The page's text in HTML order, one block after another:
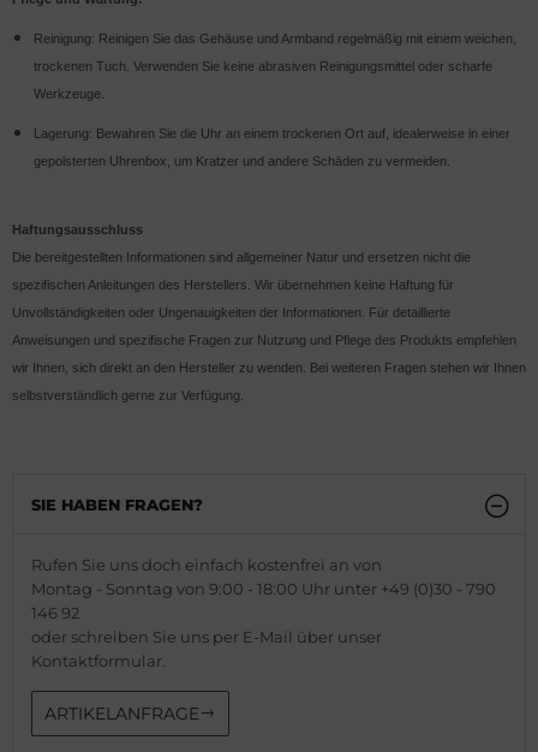
SIE HABEN FRAGEN?
Rufen Sie uns doch einfach kostenfrei an von
Montag - Sonntag von 9:00 - 18:00 Uhr unter +49 (0)30 - 790
146 92
oder schreiben Sie uns per E-Mail über unser
Kontaktformular.
ARTIKELANFRAGE
Reinigung: Reinigen Sie das Gehäuse und Armband regelmäßig mit einem weichen,
trockenen Tuch. Verwenden Sie keine abrasiven Reinigungsmittel oder scharfe
Werkzeuge.
Lagerung: Bewahren Sie die Uhr an einem trockenen Ort auf, idealerweise in einer
gepolsterten Uhrenbox, um Kratzer und andere Schäden zu vermeiden.
Haftungsausschluss
Die bereitgestellten Informationen sind allgemeiner Natur und ersetzen nicht die
spezifischen Anleitungen des Herstellers. Wir übernehmen keine Haftung für
Unvollständigkeiten oder Ungenauigkeiten der Informationen. Für detaillierte
Anweisungen und spezifische Fragen zur Nutzung und Pflege des Produkts empfehlen
wir Ihnen, sich direkt an den Hersteller zu wenden. Bei weiteren Fragen stehen wir Ihnen
selbstverständlich gerne zur Verfügung.